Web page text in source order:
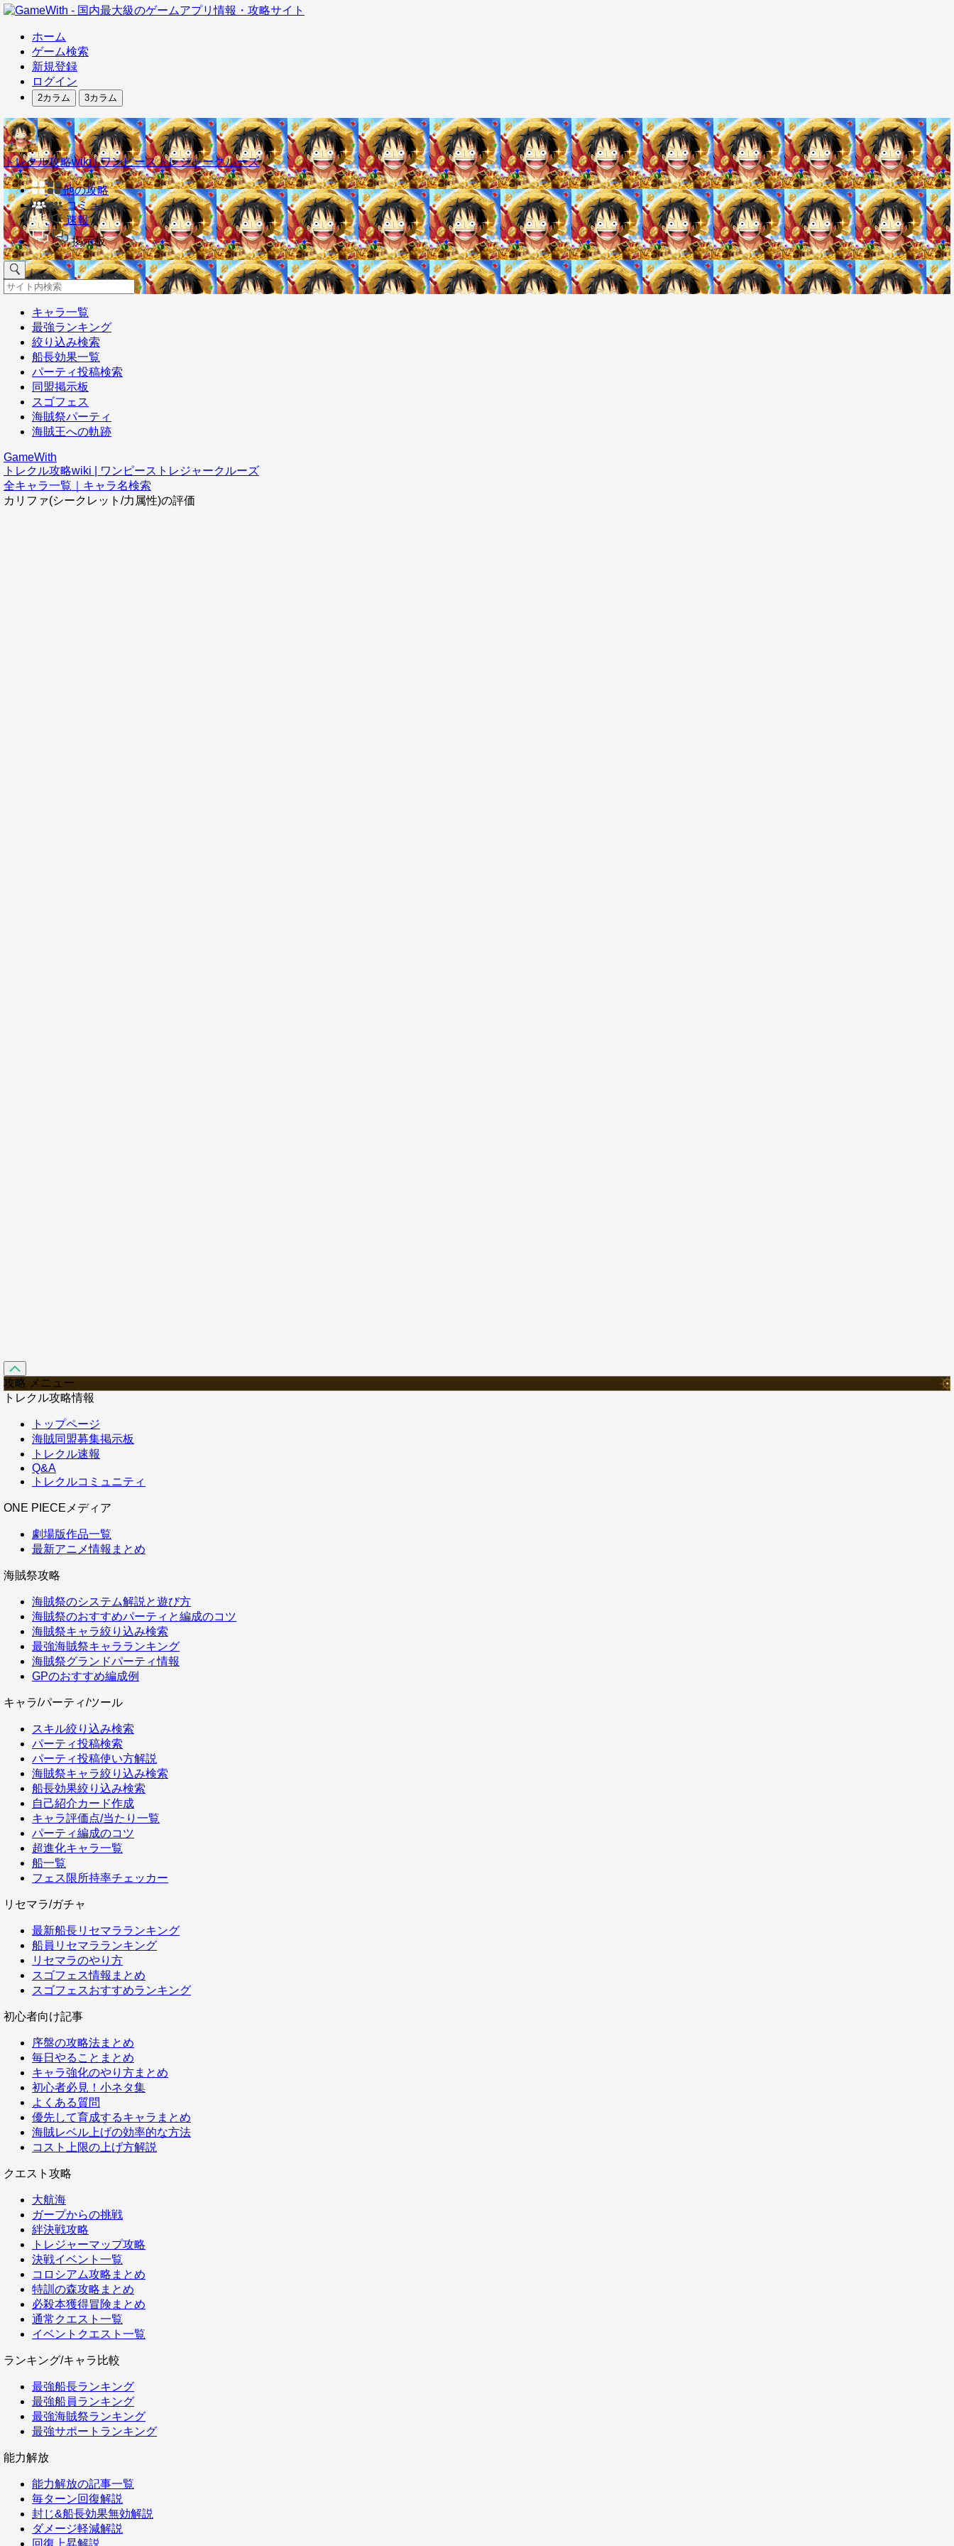
ホーム
ゲーム検索
新規登録
ログイン
2カラム 3カラム
トレクル攻略wiki | ワンピーストレジャークルーズ
他の攻略
コミュ
速報
掲示板
キャラ一覧
最強ランキング
絞り込み検索
船長効果一覧
パーティ投稿検索
同盟掲示板
スゴフェス
海賊祭パーティ
海賊王への軌跡
GameWith
トレクル攻略wiki | ワンピーストレジャークルーズ
全キャラ一覧｜キャラ名検索
カリファ(シークレット/力属性)の評価
攻略 メニュー
トレクル攻略情報
トップページ
海賊同盟募集掲示板
トレクル速報
Q&A
トレクルコミュニティ
ONE PIECEメディア
劇場版作品一覧
最新アニメ情報まとめ
海賊祭攻略
海賊祭のシステム解説と遊び方
海賊祭のおすすめパーティと編成のコツ
海賊祭キャラ絞り込み検索
最強海賊祭キャラランキング
海賊祭グランドパーティ情報
GPのおすすめ編成例
キャラ/パーティ/ツール
スキル絞り込み検索
パーティ投稿検索
パーティ投稿使い方解説
海賊祭キャラ絞り込み検索
船長効果絞り込み検索
自己紹介カード作成
キャラ評価点/当たり一覧
パーティ編成のコツ
超進化キャラ一覧
船一覧
フェス限所持率チェッカー
リセマラ/ガチャ
最新船長リセマラランキング
船員リセマラランキング
リセマラのやり方
スゴフェス情報まとめ
スゴフェスおすすめランキング
初心者向け記事
序盤の攻略法まとめ
毎日やることまとめ
キャラ強化のやり方まとめ
初心者必見！小ネタ集
よくある質問
優先して育成するキャラまとめ
海賊レベル上げの効率的な方法
コスト上限の上げ方解説
クエスト攻略
大航海
ガープからの挑戦
絆決戦攻略
トレジャーマップ攻略
決戦イベント一覧
コロシアム攻略まとめ
特訓の森攻略まとめ
必殺本獲得冒険まとめ
通常クエスト一覧
イベントクエスト一覧
ランキング/キャラ比較
最強船長ランキング
最強船員ランキング
最強海賊祭ランキング
最強サポートランキング
能力解放
能力解放の記事一覧
毎ターン回復解説
封じ&船長効果無効解説
ダメージ軽減解説
回復上昇解説